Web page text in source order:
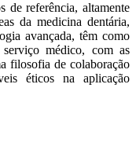
referência, altamente
da medicina dentária,
avançada, têm como
médico, com as
filosofia de colaboração
éticos na aplicação